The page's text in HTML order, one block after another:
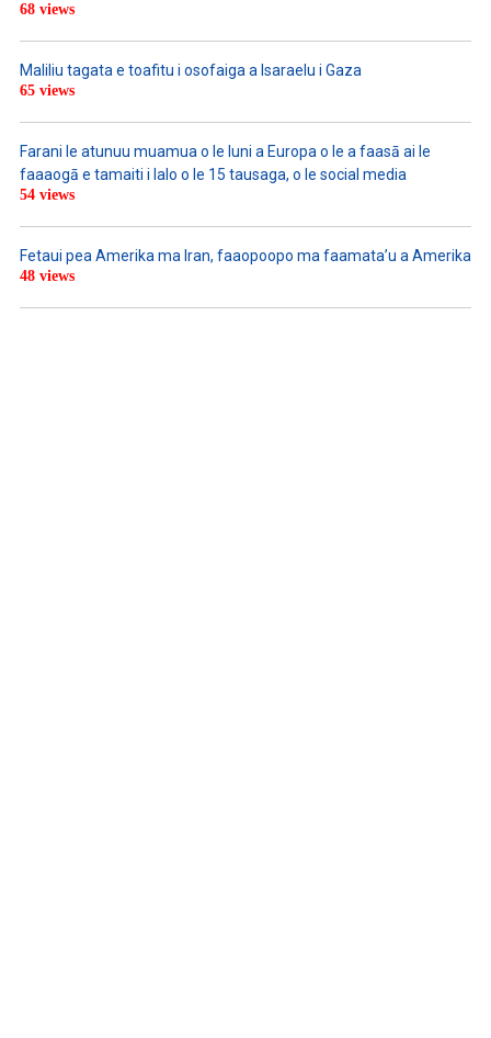
68 views
Maliliu tagata e toafitu i osofaiga a Isaraelu i Gaza
65 views
Farani le atunuu muamua o le Iuni a Europa o le a faasā ai le
faaaogā e tamaiti i lalo o le 15 tausaga, o le social media
54 views
Fetaui pea Amerika ma Iran, faaopoopo ma faamata’u a Amerika
48 views